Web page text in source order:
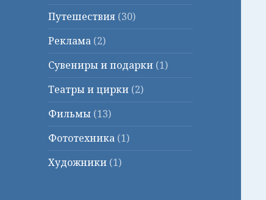
Путешествия (30)
Реклама (2)
Сувениры и подарки (1)
Театры и цирки (2)
Фильмы (13)
Фототехника (1)
Художники (1)